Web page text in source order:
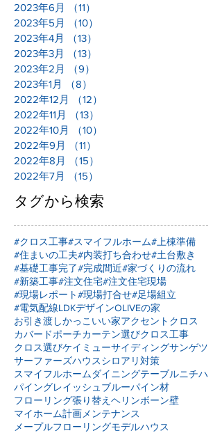
2023年6月
（11）
2023年5月
（10）
2023年4月
（13）
2023年3月
（13）
2023年2月
（9）
2023年1月
（8）
2022年12月
（12）
2022年11月
（13）
2022年10月
（10）
2022年9月
（11）
2022年8月
（15）
2022年7月
（15）
タグから検索
#クロス工事#スマイフルホーム#上棟準備
#住まいの工夫#内装打ち合わせ#土台敷き
#基礎工事完了#完成間近#家づくりの流れ
#新築工事#注文住宅#注文住宅現場
#現場レポート#現場打合せ#足場組立
#電気配線LDKデザインOLIVEの家
お引き渡しかっこいい家アクセントクロス
カバードポーチカーテン選びクロス工事
クロス選びケイミューサイディングサンゲツ
サーファーズハウスシロアリ対策
スマイフルホームダイニングテーブルニチハ
パイングレイッシュブルーパイン材
フローリング張り替え ヘリンボーン壁
マイホーム計画 メンテナンス
メープルフローリングモデルハウス